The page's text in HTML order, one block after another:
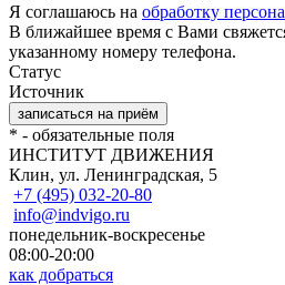
Я соглашаюсь на обработку
В ближайшее время с Вами
указанному номеру телефона.
Статус
Источник
* - обязательные поля
ИНСТИТУТ ДВИЖЕНИЯ
Клин, ул. Ленинградская, 5
+7 (495) 032-20-80
info@indvigo.ru
понедельник-воскресенье
08:00-20:00
как добраться